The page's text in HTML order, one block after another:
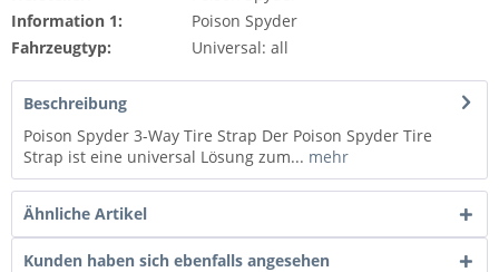
Information 1:
Poison Spyder
Fahrzeugtyp:
Universal: all
Beschreibung
Poison Spyder 3-Way Tire Strap Der Poison Spyder Tire
Strap ist eine universal Lösung zum... mehr
Ähnliche Artikel
Kunden haben sich ebenfalls angesehen